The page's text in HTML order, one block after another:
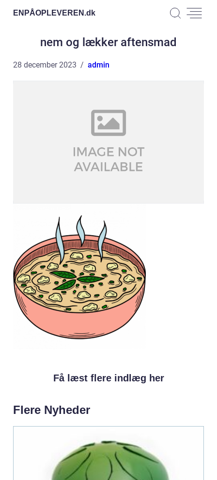
ENPÅOPLEVEREN.dk
nem og lækker aftensmad
28 december 2023 admin
Få læst flere indlæg her
Flere Nyheder